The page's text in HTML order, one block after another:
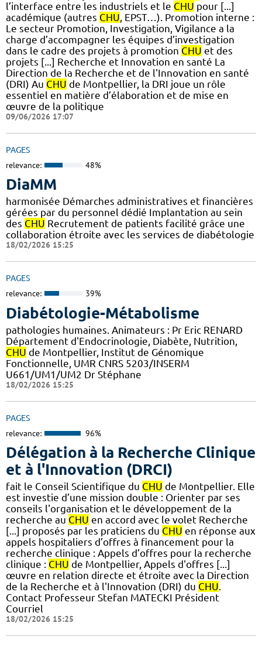
l’interface entre les industriels et le CHU pour [...]
académique (autres CHU , EPST…). Promotion interne :
Le secteur Promotion, Investigation, Vigilance a la
charge d’accompagner les équipes d’investigation
dans le cadre des projets à promotion CHU et des
projets [...] Recherche et Innovation en santé La
Direction de la Recherche et de l'Innovation en santé
(DRI) Au CHU de Montpellier, la DRI joue un rôle
essentiel en matière d’élaboration et de mise en
œuvre de la politique
09/06/2026 17:07
PAGES
relevance: 48%
DiaMM
harmonisée Démarches administratives et financières
gérées par du personnel dédié Implantation au sein
des CHU Recrutement de patients facilité grâce une
collaboration étroite avec les services de diabétologie
18/02/2026 15:25
PAGES
relevance: 39%
Diabétologie-Métabolisme
pathologies humaines. Animateurs : Pr Eric RENARD
Département d'Endocrinologie, Diabète, Nutrition,
CHU de Montpellier, Institut de Génomique
Fonctionnelle, UMR CNRS 5203/INSERM
U661/UM1/UM2 Dr Stéphane
18/02/2026 15:25
PAGES
relevance: 96%
Délégation à la Recherche Clinique
et à l'Innovation (DRCI)
fait le Conseil Scientifique du CHU de Montpellier. Elle
est investie d’une mission double : Orienter par ses
conseils l'organisation et le développement de la
recherche au CHU en accord avec le volet Recherche
[...] proposés par les praticiens du CHU en réponse aux
appels hospitaliers d’offres à financement pour la
recherche clinique : Appels d’offres pour la recherche
clinique : CHU de Montpellier, Appels d'offres [...]
œuvre en relation directe et étroite avec la Direction
de la Recherche et à l'Innovation (DRI) du CHU.
Contact Professeur Stefan MATECKI Président
Courriel
18/02/2026 15:25